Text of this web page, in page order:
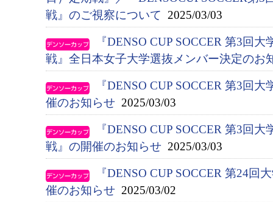
戦』のご視察について 2025/03/03
『DENSO CUP SOCCER 第3回
戦』全日本女子大学選抜メンバー決定のお
『DENSO CUP SOCCER 第3回
催のお知らせ 2025/03/03
『DENSO CUP SOCCER 第3回
戦』の開催のお知らせ 2025/03/03
『DENSO CUP SOCCER 第24回
催のお知らせ 2025/03/02